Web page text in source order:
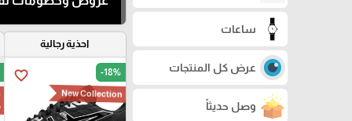
ساعات
عرض كل المنتجات
وصل حديثاً
احذية رجالية
favorite_border -18%
New Collection